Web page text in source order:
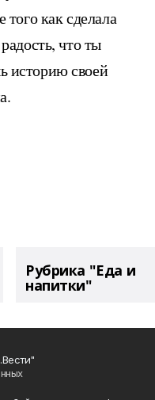
как сделала
что ты
историю своей
Рубрика "Еда и
напитки"